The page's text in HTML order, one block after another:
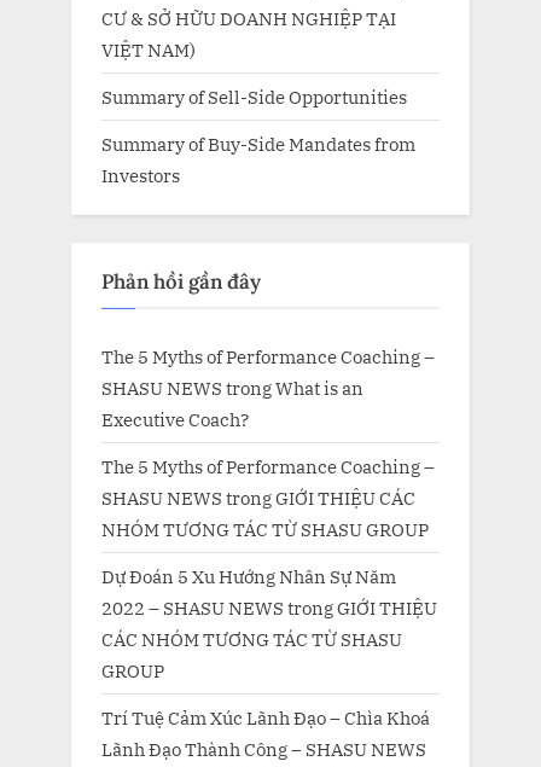
CƯ & SỞ HỮU DOANH NGHIỆP TẠI
VIỆT NAM)
Summary of Sell-Side Opportunities
Summary of Buy-Side Mandates from
Investors
Phản hồi gần đây
The 5 Myths of Performance Coaching –
SHASU NEWS trongWhat is an
Executive Coach?
The 5 Myths of Performance Coaching –
SHASU NEWS trongGIỚI THIỆU CÁC
NHÓM TƯƠNG TÁC TỪ SHASU GROUP
Dự Đoán 5 Xu Hướng Nhân Sự Năm
2022 – SHASU NEWS trongGIỚI THIỆU
CÁC NHÓM TƯƠNG TÁC TỪ SHASU
GROUP
Trí Tuệ Cảm Xúc Lãnh Đạo – Chìa Khoá
Lãnh Đạo Thành Công – SHASU NEWS